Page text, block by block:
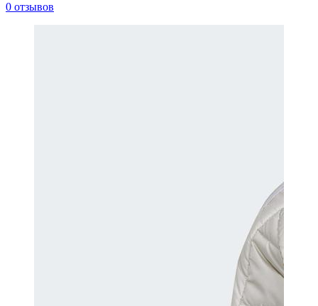
0 отзывов